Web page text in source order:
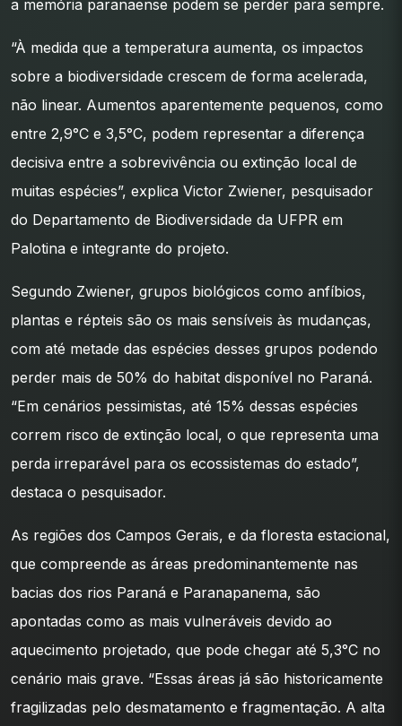
a memória paranaense podem se perder para sempre.
“À medida que a temperatura aumenta, os impactos
sobre a biodiversidade crescem de forma acelerada,
não linear. Aumentos aparentemente pequenos, como
entre 2,9°C e 3,5°C, podem representar a diferença
decisiva entre a sobrevivência ou extinção local de
muitas espécies”, explica Victor Zwiener, pesquisador
do Departamento de Biodiversidade da UFPR em
Palotina e integrante do projeto.
Segundo Zwiener, grupos biológicos como anfíbios,
plantas e répteis são os mais sensíveis às mudanças,
com até metade das espécies desses grupos podendo
perder mais de 50% do habitat disponível no Paraná.
“Em cenários pessimistas, até 15% dessas espécies
correm risco de extinção local, o que representa uma
perda irreparável para os ecossistemas do estado”,
destaca o pesquisador.
As regiões dos Campos Gerais, e da floresta estacional,
que compreende as áreas predominantemente nas
bacias dos rios Paraná e Paranapanema, são
apontadas como as mais vulneráveis devido ao
aquecimento projetado, que pode chegar até 5,3°C no
cenário mais grave. “Essas áreas já são historicamente
fragilizadas pelo desmatamento e fragmentação. A alta